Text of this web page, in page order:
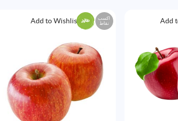
Add
Add to Wishlist
اكسب
نقاط